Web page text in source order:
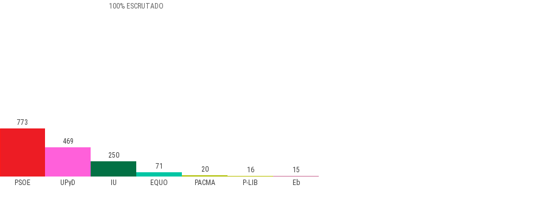
100% ESCRUTADO
PSOE UPyD IU EQUO PACMA P-LIB Eb
773
469
250
71
20 16 15